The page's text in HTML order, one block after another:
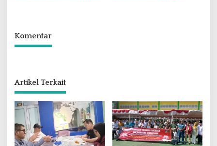
Komentar
Artikel Terkait